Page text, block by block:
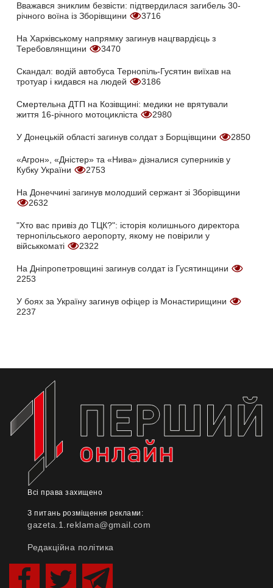
Вважався зниклим безвісти: підтвердилася загибель 30-
річного воїна із Зборівщини
3716
На Харківському напрямку загинув нацгвардієць з
Теребовлянщини
3470
Скандал: водій автобуса Тернопіль-Гусятин виїхав на
тротуар і кидався на людей
3186
Смертельна ДТП на Козівщині: медики не врятували
життя 16-річного мотоцикліста
2980
У Донецькій області загинув солдат з Борщівщини 2850
«Агрон», «Дністер» та «Нива» дізналися суперників у
Кубку України
2753
На Донеччині загинув молодший сержант зі Зборівщини
2632
"Хто вас привіз до ТЦК?": історія колишнього директора
тернопільського аеропорту, якому не повірили у
військкоматі
2322
На Дніпропетровщині загинув солдат із Гусятинщини
2253
У боях за Україну загинув офіцер із Монастирищини
2237
Всі права захищено
З питань розміщення реклами:
gazeta.1.reklama@gmail.com
Редакційна політика